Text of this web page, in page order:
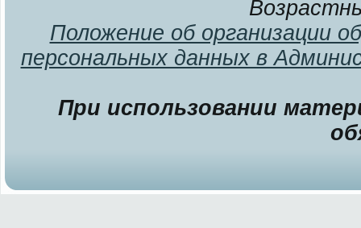
Положение об организации
персональных данных в
При использовании